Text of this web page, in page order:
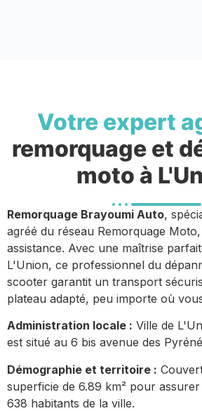
Votre expert
remorquage et
moto à
Remorquage Brayoumi Auto,
agréé du réseau Remorquage
assistance. Avec une maîtrise
L'Union, ce professionnel du
scooter garantit un transport
plateau adapté, peu importe où
Administration locale : Ville de
est situé au 6 bis avenue des
Démographie et territoire :
superficie de 6.89 km² pour assurer
638 habitants de la ville.